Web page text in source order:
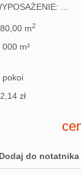
...
m2
000 m²
pokoi
zł
Dodaj do notatnika